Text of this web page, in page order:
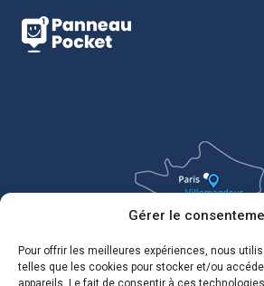
Gérer le
Pour offrir les meilleures expériences, nous
telles que les cookies pour stocker et/ou
appareils. Le fait de consentir à ces